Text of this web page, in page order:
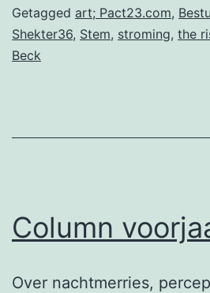
met
verslaggever
Getagged art; Pact23.com,
Shekter36, Stem, stroming, the
Beck
Column
Over nachtmerries,